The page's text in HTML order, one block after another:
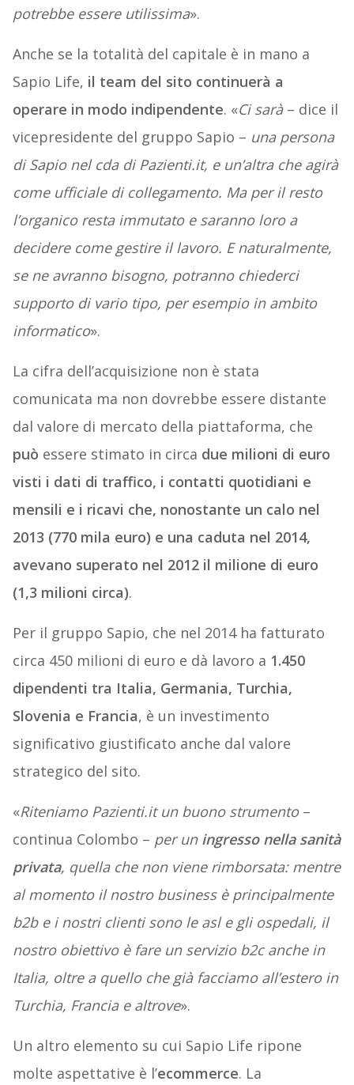
potrebbe essere utilissima».
Anche se la totalità del capitale è in mano a
Sapio Life, il team del sito continuerà a
operare in modo indipendente. «Ci sarà– dice il
vicepresidente del gruppo Sapio – una persona
di Sapio nel cda di Pazienti.it, e un’altra che agirà
come ufficiale di collegamento. Ma per il resto
l’organico resta immutato e saranno loro a
decidere come gestire il lavoro. E naturalmente,
se ne avranno bisogno, potranno chiederci
supporto di vario tipo, per esempio in ambito
informatico».
La cifra dell’acquisizione non è stata
comunicata ma non dovrebbe essere distante
dal valore di mercato della piattaforma, che
può essere stimato in circa due milioni di euro
visti i dati di traffico, i contatti quotidiani e
mensili e i ricavi che, nonostante un calo nel
2013 (770 mila euro) e una caduta nel 2014,
avevano superato nel 2012 il milione di euro
(1,3 milioni circa).
Per il gruppo Sapio, che nel 2014 ha fatturato
circa 450 milioni di euro e dà lavoro a 1.450
dipendenti tra Italia, Germania, Turchia,
Slovenia e Francia, è un investimento
significativo giustificato anche dal valore
strategico del sito.
«Riteniamo Pazienti.it un buono strumento–
continua Colombo – per uningresso nella sanità
privata, quella che non viene rimborsata: mentre
al momento il nostro business è principalmente
b2b e i nostri clienti sono le asl e gli ospedali, il
nostro obiettivo è fare un servizio b2c anche in
Italia, oltre a quello che già facciamo all’estero in
Turchia, Francia e altrove».
Un altro elemento su cui Sapio Life ripone
molte aspettative è l’ecommerce. La